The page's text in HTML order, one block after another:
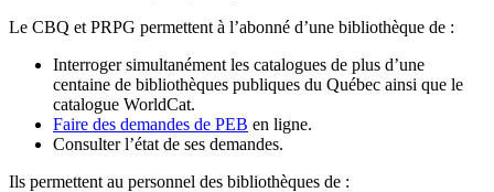
Le CBQ et PRPG permettent à l’abonné d’une bibliothèque de :
Interroger simultanément les catalogues de plus d’une
centaine de bibliothèques publiques du Québec ainsi que le
catalogue WorldCat.
Faire des demandes de PEB en ligne.
Consulter l’état de ses demandes.
Ils permettent au personnel des bibliothèques de :